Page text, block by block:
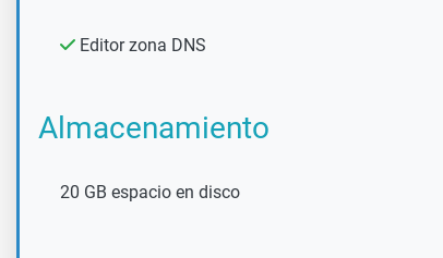
Editor zona DNS
Almacenamiento
20 GB espacio en disco